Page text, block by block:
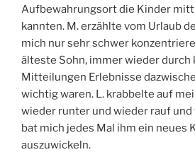
Aufbewahrungsort die Kinder
kannten. M. erzählte vom Urlaub
mich nur sehr schwer
älteste Sohn, immer wieder durch
Mitteilungen Erlebnisse
wichtig waren. L. krabbelte auf
wieder runter und wieder rauf und
bat mich jedes Mal ihm ein neues
auszuwickeln.